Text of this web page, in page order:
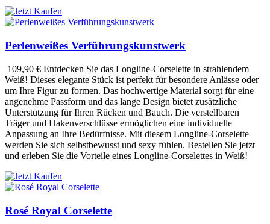
Perlenweißes Verführungskunstwerk
109,90 € Entdecken Sie das Longline-Corselette in strahlendem
Weiß! Dieses elegante Stück ist perfekt für besondere Anlässe oder
um Ihre Figur zu formen. Das hochwertige Material sorgt für eine
angenehme Passform und das lange Design bietet zusätzliche
Unterstützung für Ihren Rücken und Bauch. Die verstellbaren
Träger und Hakenverschlüsse ermöglichen eine individuelle
Anpassung an Ihre Bedürfnisse. Mit diesem Longline-Corselette
werden Sie sich selbstbewusst und sexy fühlen. Bestellen Sie jetzt
und erleben Sie die Vorteile eines Longline-Corselettes in Weiß!
Rosé Royal Corselette